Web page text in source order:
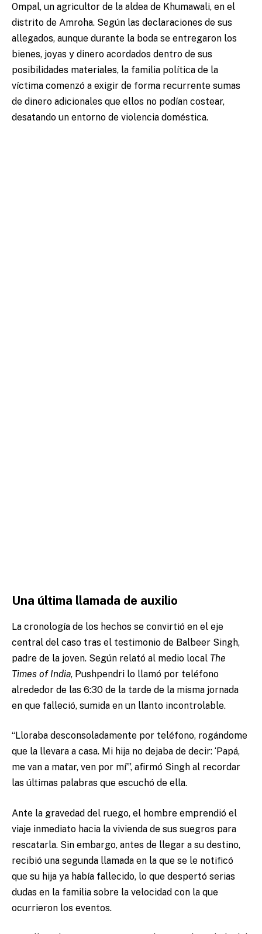
Ompal, un agricultor de la aldea de Khumawali, en el
distrito de Amroha. Según las declaraciones de sus
allegados, aunque durante la boda se entregaron los
bienes, joyas y dinero acordados dentro de sus
posibilidades materiales, la familia política de la
víctima comenzó a exigir de forma recurrente sumas
de dinero adicionales que ellos no podían costear,
desatando un entorno de violencia doméstica.
Una última llamada de auxilio
La cronología de los hechos se convirtió en el eje
central del caso tras el testimonio de Balbeer Singh,
padre de la joven. Según relató al medio local The
Times of India, Pushpendri lo llamó por teléfono
alrededor de las 6:30 de la tarde de la misma jornada
en que falleció, sumida en un llanto incontrolable.
“Lloraba desconsoladamente por teléfono, rogándome
que la llevara a casa. Mi hija no dejaba de decir: ‘Papá,
me van a matar, ven por mí’”, afirmó Singh al recordar
las últimas palabras que escuchó de ella.
Ante la gravedad del ruego, el hombre emprendió el
viaje inmediato hacia la vivienda de sus suegros para
rescatarla. Sin embargo, antes de llegar a su destino,
recibió una segunda llamada en la que se le notificó
que su hija ya había fallecido, lo que despertó serias
dudas en la familia sobre la velocidad con la que
ocurrieron los eventos.